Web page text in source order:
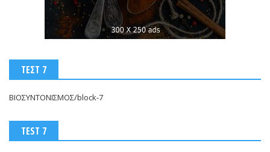
ΤΕΣΤ 7
ΒΙΟΣΥΝΤΟΝΙΣΜΟΣ/block-7
TEST 7